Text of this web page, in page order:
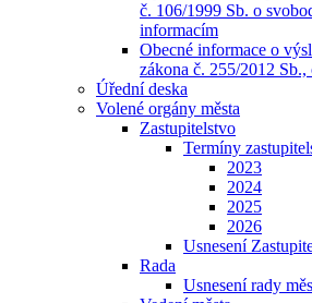
č. 106/1999 Sb. o
informacím
Obecné informace o
zákona č. 255/2012
Úřední deska
Volené orgány města
Zastupitelstvo
Termíny
2023
2024
2025
2026
Usnesení
Rada
Usnesení rady